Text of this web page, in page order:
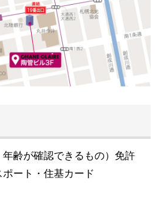
齢が確認できるもの）免許
ート・住基カード